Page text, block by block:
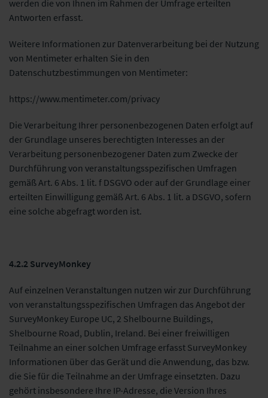
werden die von Ihnen im Rahmen der Umfrage erteilten
Antworten erfasst.
Weitere Informationen zur Datenverarbeitung bei der Nutzung
von Mentimeter erhalten Sie in den
Datenschutzbestimmungen von Mentimeter:
https://www.mentimeter.com/privacy
Die Verarbeitung Ihrer personenbezogenen Daten erfolgt auf
der Grundlage unseres berechtigten Interesses an der
Verarbeitung personenbezogener Daten zum Zwecke der
Durchführung von veranstaltungsspezifischen Umfragen
gemäß Art. 6 Abs. 1 lit. f DSGVO oder auf der Grundlage einer
erteilten Einwilligung gemäß Art. 6 Abs. 1 lit. a DSGVO, sofern
eine solche abgefragt worden ist.
4.2.2 SurveyMonkey
Auf einzelnen Veranstaltungen nutzen wir zur Durchführung
von veranstaltungsspezifischen Umfragen das Angebot der
SurveyMonkey Europe UC, 2 Shelbourne Buildings,
Shelbourne Road, Dublin, Ireland. Bei einer freiwilligen
Teilnahme an einer solchen Umfrage erfasst SurveyMonkey
Informationen über das Gerät und die Anwendung, das bzw.
die Sie für die Teilnahme an der Umfrage einsetzten. Dazu
gehört insbesondere Ihre IP-Adresse, die Version Ihres